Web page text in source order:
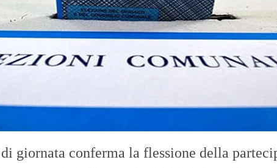
giornata conferma la flessione della